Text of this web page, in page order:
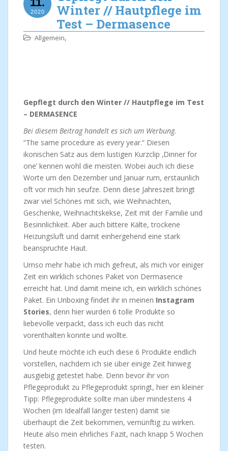
2020
Winter // Hautpflege im
Test – Dermasence
Allgemein,
Gepflegt durch den Winter // Hautpflege im Test
– DERMASENCE
Bei diesem Beitrag handelt es sich um Werbung.
“The same procedure as every year.“ Diesen
ikonischen Satz aus dem lustigen Kurzclip ‚Dinner for
one’ kennen wohl die meisten. Wobei auch ich diese
Worte um den Dezember und Januar rum, erstaunlich
oft vor mich hin seufze. Denn diese Jahreszeit bringt
zwar viel Schönes mit sich, wie Weihnachten,
Geschenke, Weihnachtskekse, Zeit mit der Familie und
Besinnlichkeit. Aber auch bittere Kälte, trockene
Heizungsluft und damit einhergehend eine stark
beanspruchte Haut.
Umso mehr habe ich mich gefreut, als mich vor einiger
Zeit ein wirklich schönes Paket von Dermasence
erreicht hat. Und damit meine ich, ein wirklich schönes
Paket. Ein Unboxing findet ihr in meinen Instagram
Stories, denn hier wurden 6 tolle Produkte so
liebevolle verpackt, dass ich euch das nicht
vorenthalten konnte und wollte.
Und heute möchte ich euch diese 6 Produkte endlich
vorstellen, nachdem ich sie über einige Zeit hinweg
ausgiebig getestet habe. Denn bevor ihr von
Pflegeprodukt zu Pflegeprodukt springt, hier ein kleiner
Tipp: Pflegeprodukte sollte man über mindestens 4
Wochen (im Idealfall länger testen) damit sie
überhaupt die Zeit bekommen, vernünftig zu wirken.
Heute also mein ehrliches Fazit, nach knapp 5 Wochen
testen.